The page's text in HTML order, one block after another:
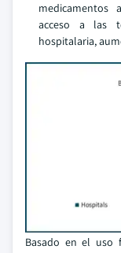
medicamentos
acceso a las
hospitalaria,
Basado en el uso